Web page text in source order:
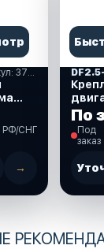
Артикул: 37860-87L00-000
РФ/СНГ
→
По
Под
заказ